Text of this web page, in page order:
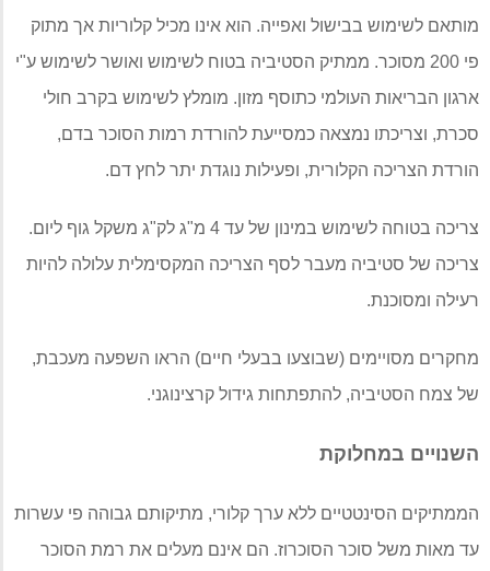
מותאם לשימוש בבישול ואפייה. הוא אינו מכיל קלוריות אך מתוק
פי 200 מסוכר. ממתיק הסטיביה בטוח לשימוש ואושר לשימוש ע"י
ארגון הבריאות העולמי כתוסף מזון. מומלץ לשימוש בקרב חולי
סכרת, וצריכתו נמצאה כמסייעת להורדת רמות הסוכר בדם,
הורדת הצריכה הקלורית, ופעילות נוגדת יתר לחץ דם.
צריכה בטוחה לשימוש במינון של עד 4 מ"ג לק"ג משקל גוף ליום.
צריכה של סטיביה מעבר לסף הצריכה המקסימלית עלולה להיות
רעילה ומסוכנת.
מחקרים מסויימים (שבוצעו בבעלי חיים) הראו השפעה מעכבת,
של צמח הסטיביה, להתפתחות גידול קרצינוגני.
השנויים במחלוקת
הממתיקים הסינטטיים ללא ערך קלורי, מתיקותם גבוהה פי עשרות
עד מאות משל סוכר הסוכרוז. הם אינם מעלים את רמת הסוכר